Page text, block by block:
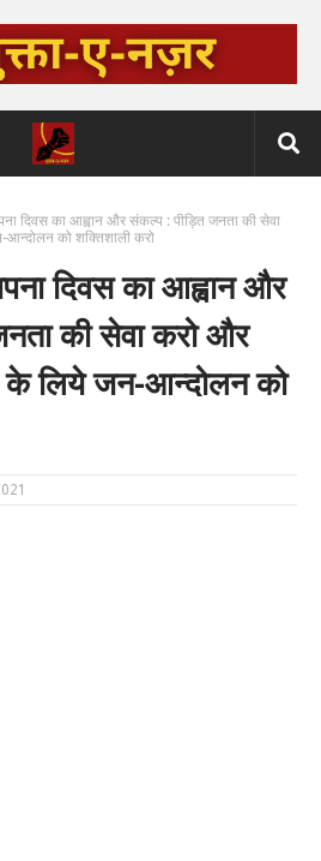
दिवस का आह्वान और संकल्प : पीड़ित जनता की सेवा
को शक्तिशाली करो
दिवस का आह्वान और
की सेवा करो और
के लिये जन-आन्दोलन को